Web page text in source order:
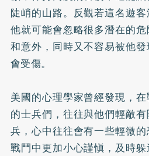
陡峭的山路。反觀若這名遊
他就可能會忽略很多潛在的
和意外，同時又不容易被他
會受傷。
美國的心理學家曾經發現，
的士兵們，往往與他們輕敵
兵，心中往往會有一些輕微
戰鬥中更加小心謹愼，及時